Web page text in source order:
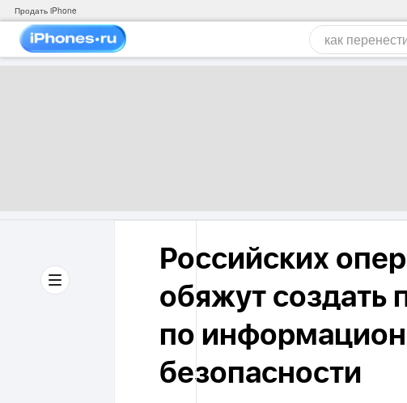
Продать iPhone
Российских
обяжут создать
по
безопасности